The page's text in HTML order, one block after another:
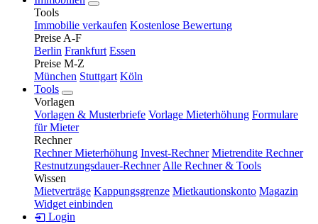
Tools
Immobilie verkaufen Kostenlose Bewertung
Preise A-F
Berlin Frankfurt Essen
Preise M-Z
München Stuttgart Köln
Tools
Vorlagen
Vorlagen & Musterbriefe Vorlage Mieterhöhung Formulare
für Mieter
Rechner
Rechner Mieterhöhung Invest-Rechner Mietrendite Rechner
Restnutzungsdauer-Rechner Alle Rechner & Tools
Wissen
Mietverträge Kappungsgrenze Mietkautionskonto Magazin
Widget einbinden
Login